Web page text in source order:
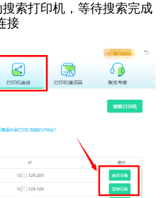
搜索打印机，等待搜索完成
接